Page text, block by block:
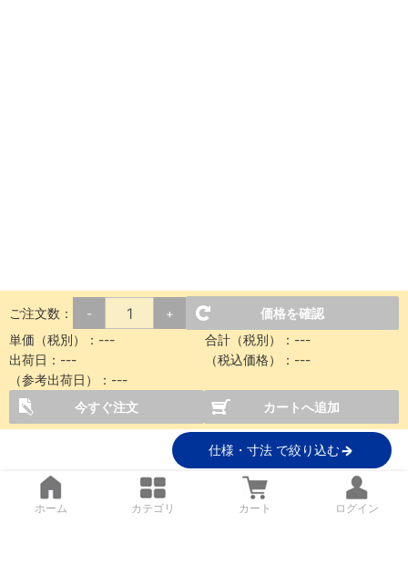
ご注文数： - +
価格を確認
単価（税別）： --- 合計（税別）： ---
出荷日： --- （税込価格）： ---
（参考出荷日）： ---
今すぐ注文
カートへ追加
仕様・寸法 で絞り込む
ホーム カテゴリ カート ログイン